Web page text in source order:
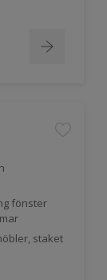
fönster
staket